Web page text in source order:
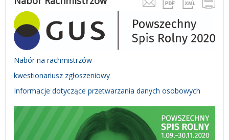
Nabór na rachmistrzów
kwestionariusz zgłoszeniowy
Informacje dotyczące przetwarzania danych osobowych